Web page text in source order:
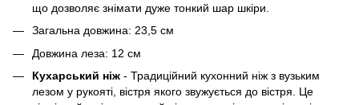
що дозволяє знімати дуже тонкий шар шкіри.
Загальна довжина: 23,5 см
Довжина леза: 12 см
Кухарський ніж - Традиційний кухонний ніж з вузьким
лезом у рукояті, вістря якого звужується до вістря. Це